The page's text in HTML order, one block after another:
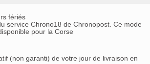
fériés
service Chrono18 de Chronopost. Ce mode
pour la Corse
(non garanti) de votre jour de livraison en